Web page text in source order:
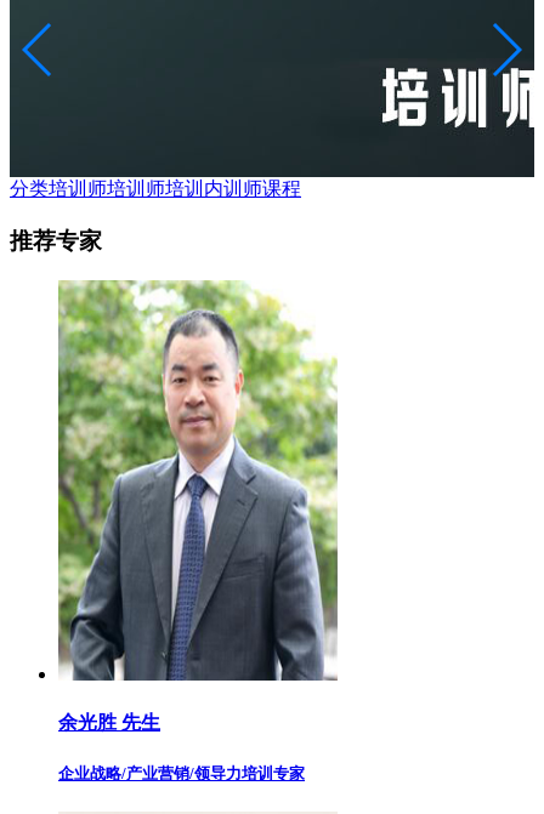
分类培训师培训师培训 内训师课程
推荐专家
余光胜 先生
企业战略/产业营销/领导力培训专家